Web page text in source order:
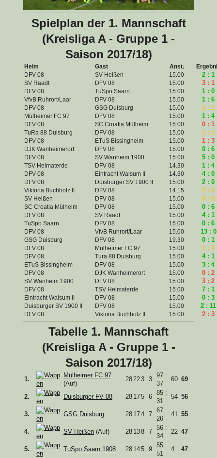
Spielplan der 1. Mannschaft
(Kreisliga A - Gruppe 1 -
Saison 2017/18)
Heim Gast Anst.
DFV 08
SV Heißen 15.00 2 : 1
SV Raadt DFV 08 15.00 3 : 1
DFV 08 TuSpo Saarn 15.00 1 : 0
VfvB Ruhrort/Laar DFV 08 15.00 1 : 6
DFV 08 GSG Duisburg 15.00 1 : 1
Mülheimer FC 97 DFV 08 15.00 1 : 4
DFV 08 SC Croatia Mülheim 15.00 0 : 1
TuRa 88 Duisburg DFV 08 15.00 1 : 1
DFV 08 ETuS Bissingheim 15.00 1 : 3
DJK Wanheimerort DFV 08 15.00 0 : 6
DFV 08 SV Wanheim 1900 15.00 5 : 0
TSV Heimaterde DFV 08 14.30 1 : 4
DFV 08 Eintracht Walsum II 14.30 4 : 0
DFV 08 Duisburger SV 1900 II 15.00 2 : 0
Viktoria Buchholz II DFV 08 14.15 2 : 2
SV Heißen DFV 08 15.00 0 : 0
SC Croatia Mülheim DFV 08 15.00 0 : 6
DFV 08 SV Raadt 15.00 4 : 1
TuSpo Saarn DFV 08 15.00 0 : 6
DFV 08 VfvB Ruhrort/Laar 15.00 13 : 0
GSG Duisburg DFV 08 19.30 0 : 1
DFV 08 Mülheimer FC 97 15.00 1 : 1
DFV 08 Tura 88 Duisburg 15.00 4 : 1
ETuS Bissingheim DFV 08 15.00 3 : 4
DFV 08 DJK Wanheimerort 15.00 0 : 2
SV Wanheim 1900 DFV 08 15.00 3 : 2
DFV 08 TSV Heimaterde 15.00 7 : 1
Eintracht Walsum II DFV 08 15.00 0 : 3
Duisburger SV 1900 II DFV 08 15.00 2 : 11
DFV 08 Viktoria Buchholz II 15.00 2 : 3
Tabelle 1. Mannschaft
(Kreisliga A - Gruppe 1 -
Saison 2017/18)
1.
Mülheimer FC 97
(Auf)
28223 3
97 :
37
60 69
2. Duisburger FV 08 28 175 6
85 :
31
54 56
3. GSG Duisburg 28 174 7
67 :
26
41 55
4. SV Heißen (Auf) 28 138 7
56 :
34
22 47
5. TuSpo Saarn 1908 28 145 9
55 :
51
4 47